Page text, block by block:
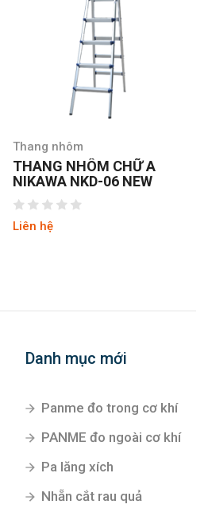
Thang nhôm
THANG NHÔM CHỮ A
NIKAWA NKD-06 NEW
Liên hệ
Danh mục mới
Panme đo trong cơ khí
PANME đo ngoài cơ khí
Pa lăng xích
Nhẵn cắt rau quả